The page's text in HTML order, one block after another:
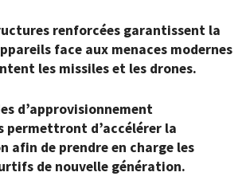
renforcées garantissent la
face aux menaces modernes
les missiles et les drones.
d’approvisionnement
permettront d’accélérer la
afin de prendre en charge les
de nouvelle génération.